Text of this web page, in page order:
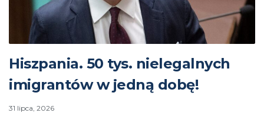
Hiszpania. 50 tys. nielegalnych
imigrantów w jedną dobę!
31 lipca, 2026